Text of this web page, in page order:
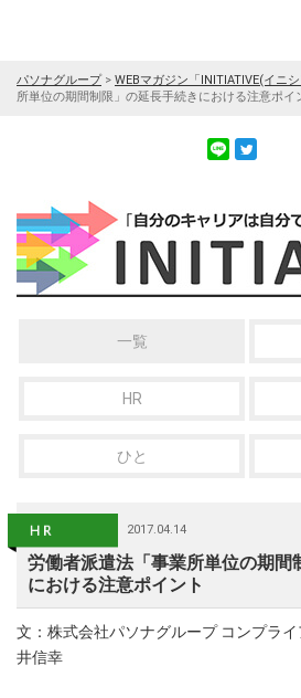
パソナグループ> WEBマガジン「INITIATIVE(イニシ
所単位の期間制限」の延長手続きにおける注意ポイ
一覧
HR
ひと
2017.04.14
労働者派遣法「事業所単位の期間
における注意ポイント
文：株式会社パソナグループ コンプラ
井信幸